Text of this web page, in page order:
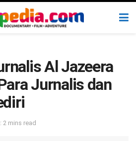
Al Jazeera
Jurnalis dan
2 mins read